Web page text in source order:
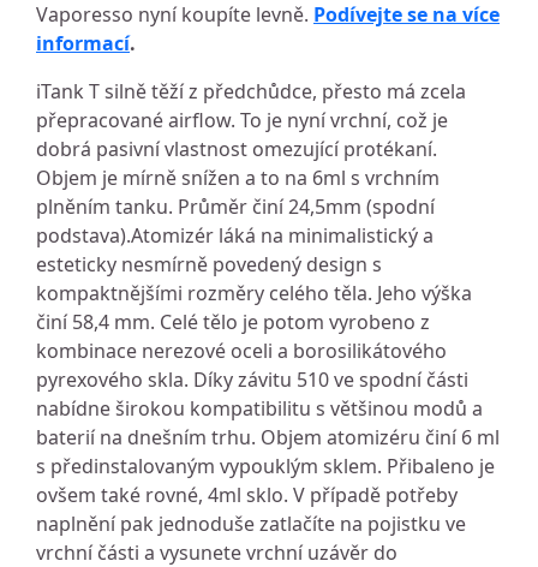
Vaporesso nyní koupíte levně. Podívejte se na více
informací.
iTank T silně těží z předchůdce, přesto má zcela
přepracované airflow. To je nyní vrchní, což je
dobrá pasivní vlastnost omezující protékaní.
Objem je mírně snížen a to na 6ml s vrchním
plněním tanku. Průměr činí 24,5mm (spodní
podstava).Atomizér láká na minimalistický a
esteticky nesmírně povedený design s
kompaktnějšími rozměry celého těla. Jeho výška
činí 58,4 mm. Celé tělo je potom vyrobeno z
kombinace nerezové oceli a borosilikátového
pyrexového skla. Díky závitu 510 ve spodní části
nabídne širokou kompatibilitu s většinou modů a
baterií na dnešním trhu. Objem atomizéru činí 6 ml
s předinstalovaným vypouklým sklem. Přibaleno je
ovšem také rovné, 4ml sklo. V případě potřeby
naplnění pak jednoduše zatlačíte na pojistku ve
vrchní části a vysunete vrchní uzávěr do